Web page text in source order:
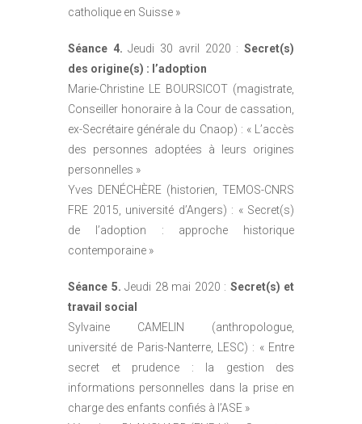
catholique en Suisse »
Séance 4.Jeudi 30 avril 2020 :Secret(s)
des origine(s) : l’adoption
Marie-Christine LE BOURSICOT (magistrate,
Conseiller honoraire à la Cour de cassation,
ex-Secrétaire générale du Cnaop) : « L’accès
des personnes adoptées à leurs origines
personnelles »
Yves DENÉCHÈRE (historien, TEMOS-CNRS
FRE 2015, université d’Angers) : « Secret(s)
de l’adoption : approche historique
contemporaine »
Séance 5. Jeudi 28 mai 2020 : Secret(s) et
travail social
Sylvaine CAMELIN (anthropologue,
université de Paris-Nanterre, LESC) : « Entre
secret et prudence : la gestion des
informations personnelles dans la prise en
charge des enfants confiés à l’ASE »